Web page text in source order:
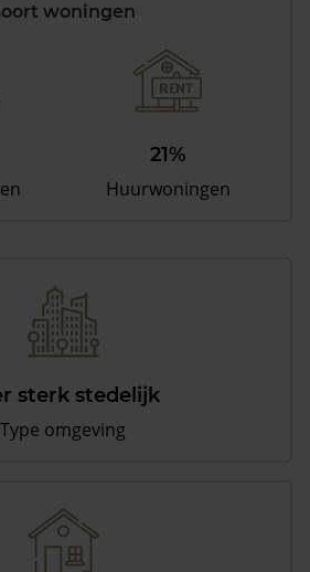
woningen
21%
Huurwoningen
sterk stedelijk
Type omgeving